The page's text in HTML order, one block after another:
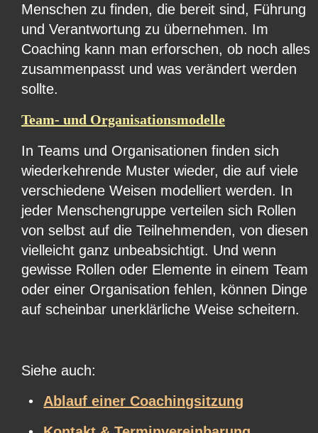
Menschen zu finden, die bereit sind, Führung
und Verantwortung zu übernehmen. Im
Coaching kann man erforschen, ob noch alles
zusammenpasst und was verändert werden
sollte.
Team- und Organisationsmodelle
In Teams und Organisationen finden sich
wiederkehrende Muster wieder, die auf viele
verschiedene Weisen modelliert werden. In
jeder Menschengruppe verteilen sich Rollen
von selbst auf die Teilnehmenden, von diesen
vielleicht ganz unbeabsichtigt. Und wenn
gewisse Rollen oder Elemente in einem Team
oder einer Organisation fehlen, können Dinge
auf scheinbar unerklärliche Weise scheitern.
Siehe auch:
•
Ablauf einer Coachingsitzung